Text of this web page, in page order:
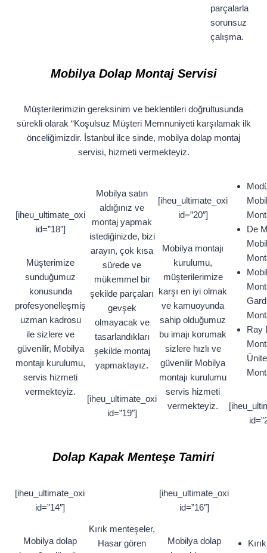
parçalarla
sorunsuz
çalışma.
Mobilya Dolap Montaj Servisi
Müşterilerimizin gereksinim ve beklentileri doğrultusunda
sürekli olarak “Koşulsuz Müşteri Memnuniyeti karşılamak ilk
önceliğimizdir. İstanbul ilce sinde, mobilya dolap montaj
servisi, hizmeti vermekteyiz.
[iheu_ultimate_oxi
id=”18″]
Müşterimize
sunduğumuz
konusunda
profesyonelleşmiş
uzman kadrosu
ile sizlere ve
güvenilir, Mobilya
montajı kurulumu,
servis hizmeti
vermekteyiz.
Mobilya satın
aldığınız ve
montaj yapmak
istediğinizde, bizi
arayın, çok kısa
sürede ve
mükemmel bir
şekilde parçaları
gevşek
olmayacak ve
tasarlandıkları
şekilde montaj
yapmaktayız.
[iheu_ultimate_oxi
id=”19″]
[iheu_ultimate_oxi
id=”20″]
Mobilya montajı
kurulumu,
müşterilerimize
karşı en iyi olmak
ve kamuoyunda
sahip olduğumuz
bu imajı korumak
sizlere hızlı ve
güvenilir Mobilya
montajı kurulumu
servis hizmeti
vermekteyiz.
De
Ray
Dolap Kapak Menteşe Tamiri
[iheu_ultimate_oxi
id=”14″]
Mobilya dolap
Kırık menteşeler,
Hasar gören
[iheu_ultimate_oxi
id=”16″]
Mobilya dolap
Kırık